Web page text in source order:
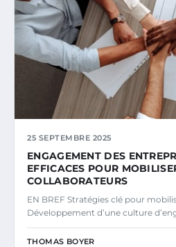
25 SEPTEMBRE 2025
ENGAGEMENT DES
EFFICACES POUR
COLLABORATEURS
EN BREF Stratégies clé pour
Développement d’une culture
THOMAS BOYER